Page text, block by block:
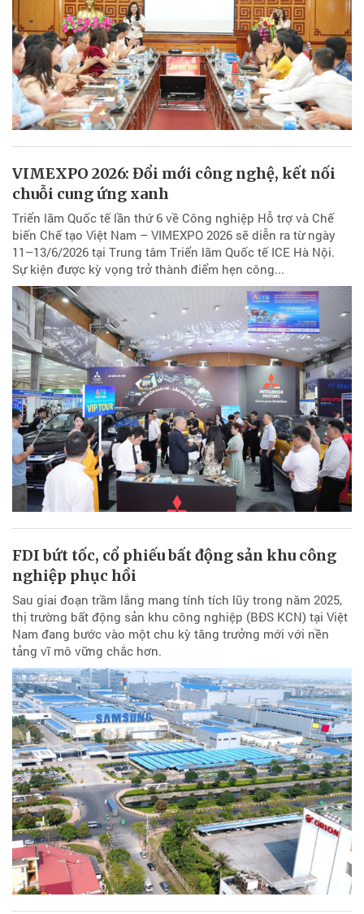
VIMEXPO 2026: Đổi mới công nghệ, kết nối
chuỗi cung ứng xanh
Triển lãm Quốc tế lần thứ 6 về Công nghiệp Hỗ trợ và Chế
biến Chế tạo Việt Nam – VIMEXPO 2026 sẽ diễn ra từ ngày
11–13/6/2026 tại Trung tâm Triển lãm Quốc tế ICE Hà Nội.
Sự kiện được kỳ vọng trở thành điểm hẹn công...
FDI bứt tốc, cổ phiếu bất động sản khu công
nghiệp phục hồi
Sau giai đoạn trầm lắng mang tính tích lũy trong năm 2025,
thị trường bất động sản khu công nghiệp (BĐS KCN) tại Việt
Nam đang bước vào một chu kỳ tăng trưởng mới với nền
tảng vĩ mô vững chắc hơn.